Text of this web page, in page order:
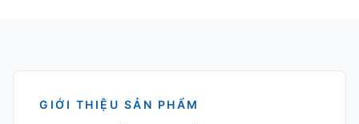
GIỚI THIỆU SẢN PHẨM